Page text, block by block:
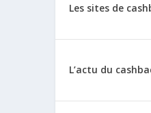
Les sites de
L’actu du